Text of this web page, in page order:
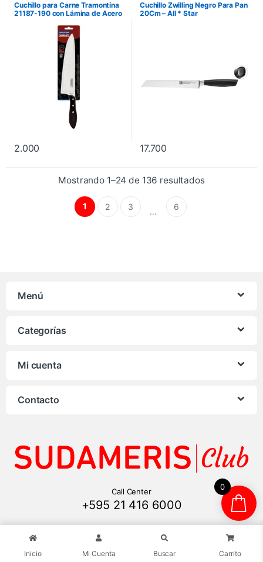
Cuchillo para Carne Tramontina
21187-190 con Lámina de Acero
Polywood Oscuro 10″
2.000
Cuchillo Zwilling Negro Para Pan
20Cm – All * Star
17.700
Mostrando 1–24 de 136 resultados
1 2 3 … 6
Menú
Categorías
Mi cuenta
Contacto
Call Center
+595 21 416 6000
Inicio Mi Cuenta Buscar Carrito
0